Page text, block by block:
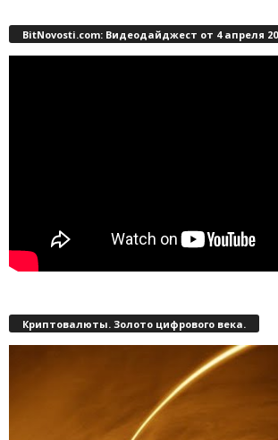
BitNovosti.com: Видеодайджест от 4 апреля
Криптовалюты. Золото цифрового века.